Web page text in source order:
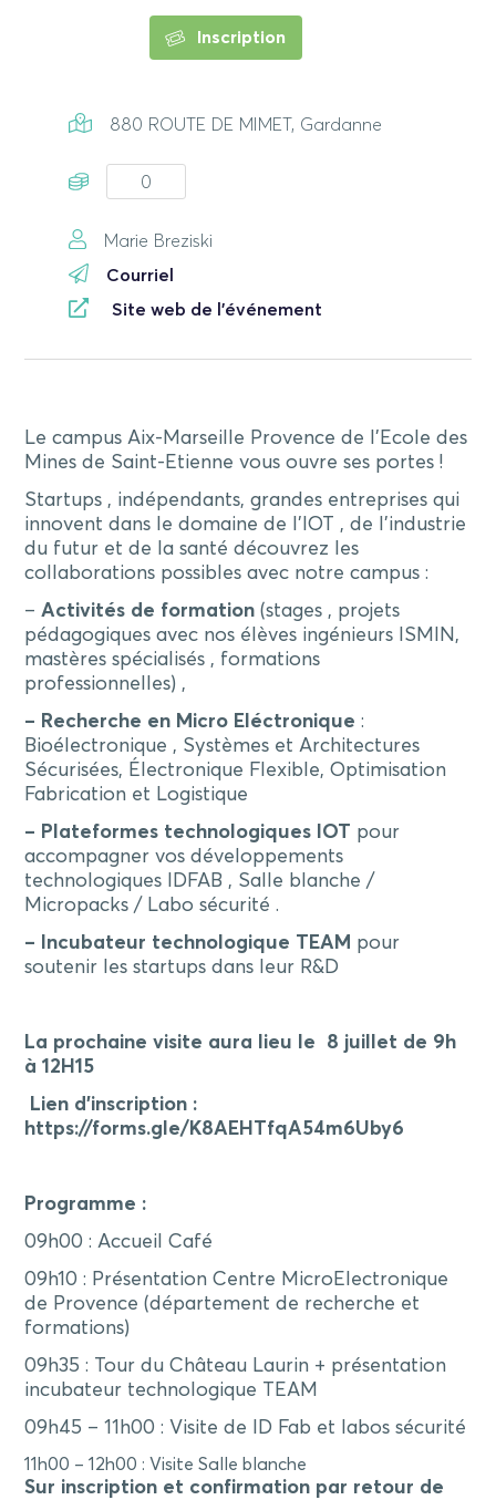
Inscription
880 ROUTE DE MIMET, Gardanne
0
Marie Breziski
Courriel
Site web de l'événement
Le campus Aix-Marseille Provence de l’Ecole des
Mines de Saint-Etienne vous ouvre ses portes !
Startups , indépendants, grandes entreprises qui
innovent dans le domaine de l’IOT , de l’industrie
du futur et de la santé découvrez les
collaborations possibles avec notre campus :
– Activités de formation (stages , projets
pédagogiques avec nos élèves ingénieurs ISMIN,
mastères spécialisés , formations
professionnelles) ,
– Recherche en Micro Eléctronique :
Bioélectronique , Systèmes et Architectures
Sécurisées, Électronique Flexible, Optimisation
Fabrication et Logistique
– Plateformes technologiques IOT pour
accompagner vos développements
technologiques IDFAB , Salle blanche /
Micropacks / Labo sécurité .
– Incubateur technologique TEAM pour
soutenir les startups dans leur R&D
La prochaine visite aura lieu le 8 juillet de 9h
à 12H15
Lien d’inscription :
https://forms.gle/K8AEHTfqA54m6Uby6
Programme :
09h00 : Accueil Café
09h10 : Présentation Centre MicroElectronique
de Provence (département de recherche et
formations)
09h35 : Tour du Château Laurin + présentation
incubateur technologique TEAM
09h45 – 11h00 : Visite de ID Fab et labos sécurité
11h00 – 12h00 : Visite Salle blanche
Sur inscription et confirmation par retour de